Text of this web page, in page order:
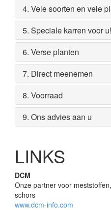
4. Vele soorten en vele
5. Speciale karren voor u!
6. Verse planten
7. Direct meenemen
8. Voorraad
9. Ons advies aan u
LINKS
DCM
Onze partner voor
schors
www.dcm-info.com